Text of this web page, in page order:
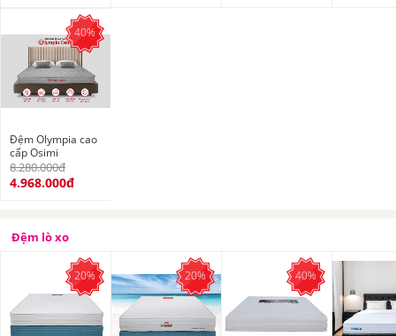
40%
Đệm Olympia cao
cấp Osimi
8.280.000đ
4.968.000đ
Đệm lò xo
20% 20% 40%